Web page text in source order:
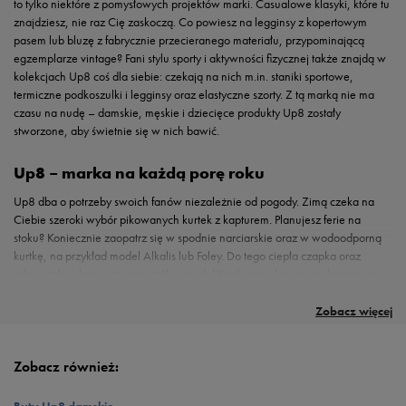
Zobacz więcej
to tylko niektóre z pomysłowych projektów marki. Casualowe klasyki, które tu
znajdziesz, nie raz Cię zaskoczą. Co powiesz na legginsy z kopertowym
pasem lub bluzę z fabrycznie przecieranego materiału, przypominającą
egzemplarze vintage? Fani stylu sporty i aktywności fizycznej także znajdą w
kolekcjach Up8 coś dla siebie: czekają na nich m.in. staniki sportowe,
termiczne podkoszulki i legginsy oraz elastyczne szorty. Z tą marką nie ma
czasu na nudę – damskie, męskie i dziecięce produkty Up8 zostały
stworzone, aby świetnie się w nich bawić.
Up8 – marka na każdą porę roku
Up8 dba o potrzeby swoich fanów niezależnie od pogody. Zimą czeka na
Ciebie szeroki wybór pikowanych kurtek z kapturem. Planujesz ferie na
stoku? Koniecznie zaopatrz się w spodnie narciarskie oraz w wodoodporną
kurtkę, na przykład model Alkalis lub Foley. Do tego ciepła czapka oraz
Letnie ubrania UP8 sprawiają, że zaczniesz się marzyć o wakacjach. Odkryj
modele wiązane w talii lub szorty cargo, które są na fali również w tym
jednoczęściowy, ze sznurowaniem w stylu retro czy może bikini z falbanką
znajdziesz szeroki wybór obuwia marki Up8, które bez problemu dopasujesz
kontrastujących ze sobą fakturach, jak na przykład UP8 Roadrunner,
wysokojakościowego materiału canvas. Znajdzie się również coś dla
Zobacz również: